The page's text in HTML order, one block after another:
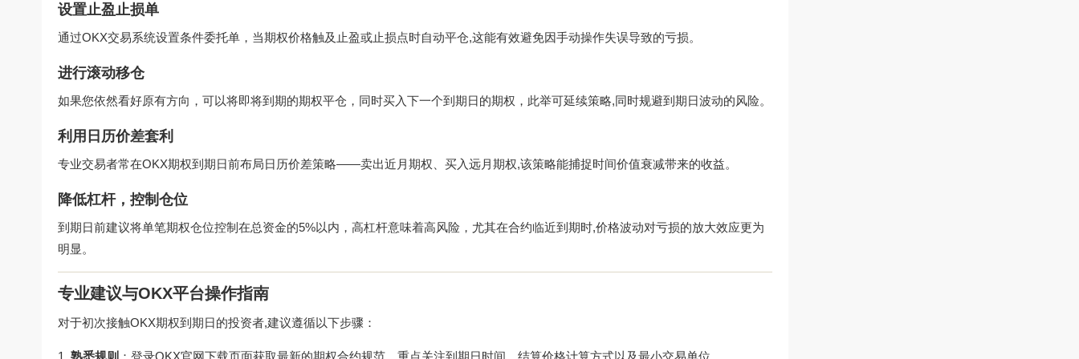
设置止盈止损单
通过OKX交易系统设置条件委托单，当期权价格触及止盈或止损点时自动平仓,这能有效避免因手动操作失误导致的亏损。
进行滚动移仓
如果您依然看好原有方向，可以将即将到期的期权平仓，同时买入下一个到期日的期权，此举可延续策略,同时规避到期日波动的风险。
利用日历价差套利
专业交易者常在OKX期权到期日前布局日历价差策略——卖出近月期权、买入远月期权,该策略能捕捉时间价值衰减带来的收益。
降低杠杆，控制仓位
到期日前建议将单笔期权仓位控制在总资金的5%以内，高杠杆意味着高风险，尤其在合约临近到期时,价格波动对亏损的放大效应更为
明显。
专业建议与OKX平台操作指南
对于初次接触OKX期权到期日的投资者,建议遵循以下步骤：
熟悉规则 ：登录OKX官网下载页面获取最新的期权合约规范，重点关注到期日时间、结算价格计算方式以及最小交易单位。